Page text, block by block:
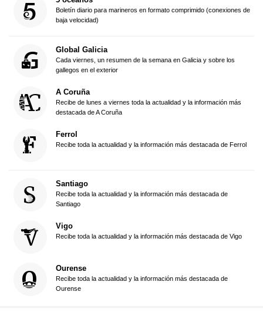
Boletín diario para marineros en formato comprimido (conexiones de
baja velocidad)
Global Galicia
Cada viernes, un resumen de la semana en Galicia y sobre los
gallegos en el exterior
A Coruña
Recibe de lunes a viernes toda la actualidad y la información más
destacada de A Coruña
Ferrol
Recibe toda la actualidad y la información más destacada de Ferrol
Santiago
Recibe toda la actualidad y la información más destacada de
Santiago
Vigo
Recibe toda la actualidad y la información más destacada de Vigo
Ourense
Recibe toda la actualidad y la información más destacada de
Ourense